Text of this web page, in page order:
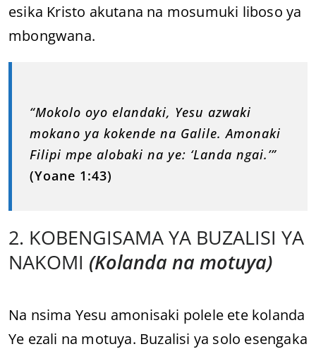
esika Kristo akutana na mosumuki liboso ya
mbongwana.
“Mokolo oyo elandaki, Yesu azwaki
mokano ya kokende na Galile. Amonaki
Filipi mpe alobaki na ye: ‘Landa ngai.’”
(Yoane 1:43)
2. KOBENGISAMA YA BUZALISI YA
NAKOMI (Kolanda na motuya)
Na nsima Yesu amonisaki polele ete kolanda
Ye ezali na motuya. Buzalisi ya solo esengaka